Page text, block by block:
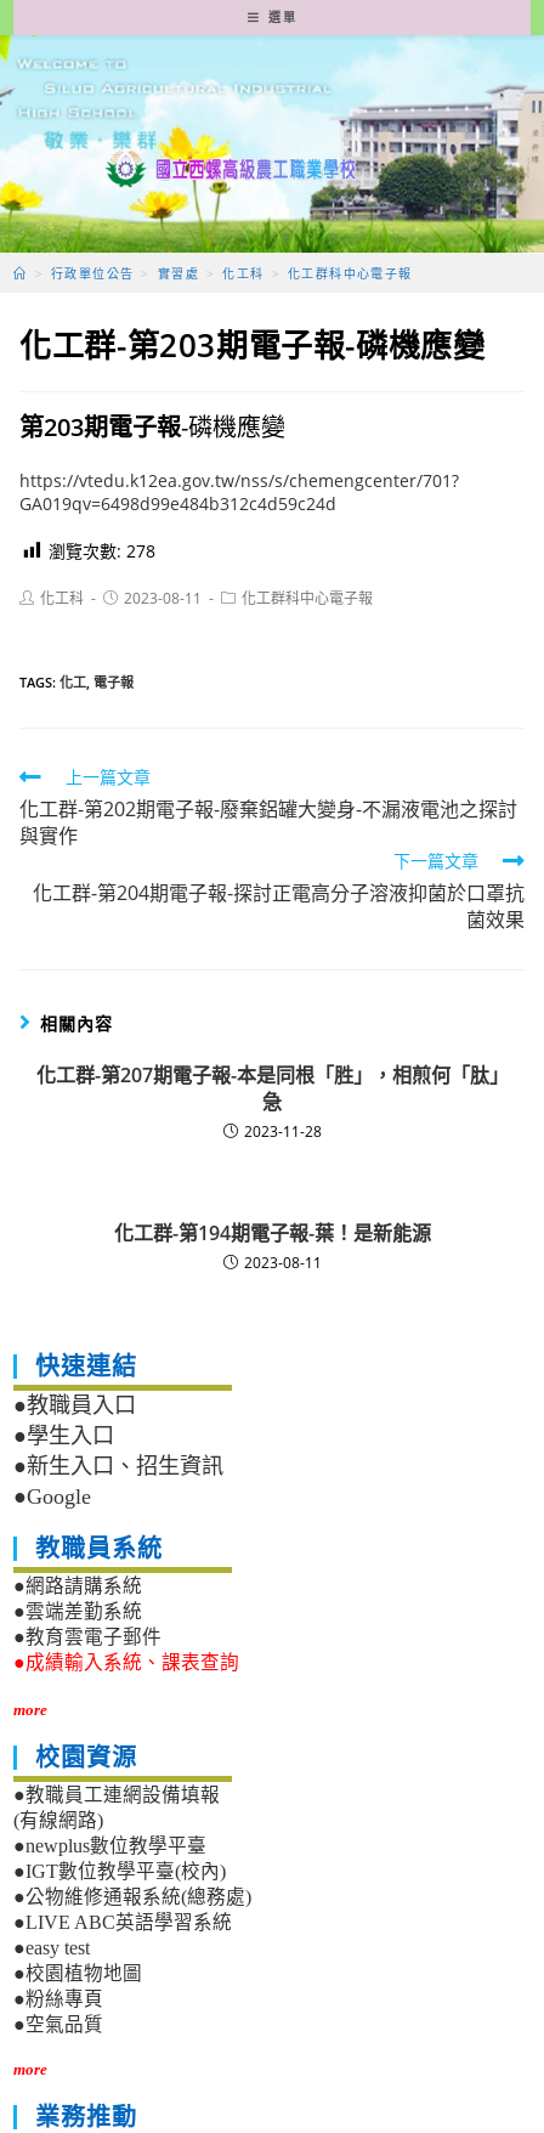
轉
至
要
容
選單
> 行政單位公告 > 實習處 > 化工科 > 化工群科中心電子報
化工群-第203期電子報-磷機應變
第203期電子報-磷機應變
https://vtedu.k12ea.gov.tw/nss/s/chemengcenter/701?
GA019qv=6498d99e484b312c4d59c24d
瀏覽次數: 278
Post化工科
Post2023-08-11
Post化工群科中心電子報
TAGS:化工, 電子報
Read
more
articles
上一篇文章
化工群-第202期電子報-廢棄鋁罐大變身-不漏液電池之探討
與實作
下一篇文章
化工群-第204期電子報-探討正電高分子溶液抑菌於口罩抗
菌效果
相關內容
化工群-第207期電子報-本是同根「胜」，相煎何「肽」
急
2023-11-28
化工群-第194期電子報-葉！是新能源
2023-08-11
快速連結
●教職員入口
●學生入口
●新生入口、招生資訊
●Google
教職員系統
●網路請購系統
●雲端差勤系統
●教育雲電子郵件
●成績輸入系統、課表查詢
more
校園資源
●教職員工連網設備填報
(有線網路)
●newplus數位教學平臺
●IGT數位教學平臺(校內)
●公物維修通報系統(總務處)
●LIVE ABC英語學習系統
●easy test
●校園植物地圖
●粉絲專頁
●空氣品質
more
業務推動